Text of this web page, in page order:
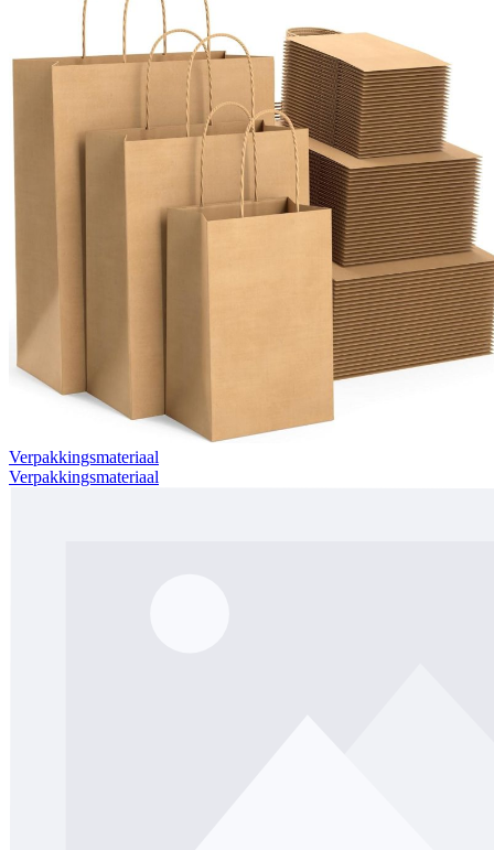
Verpakkingsmateriaal
Verpakkingsmateriaal